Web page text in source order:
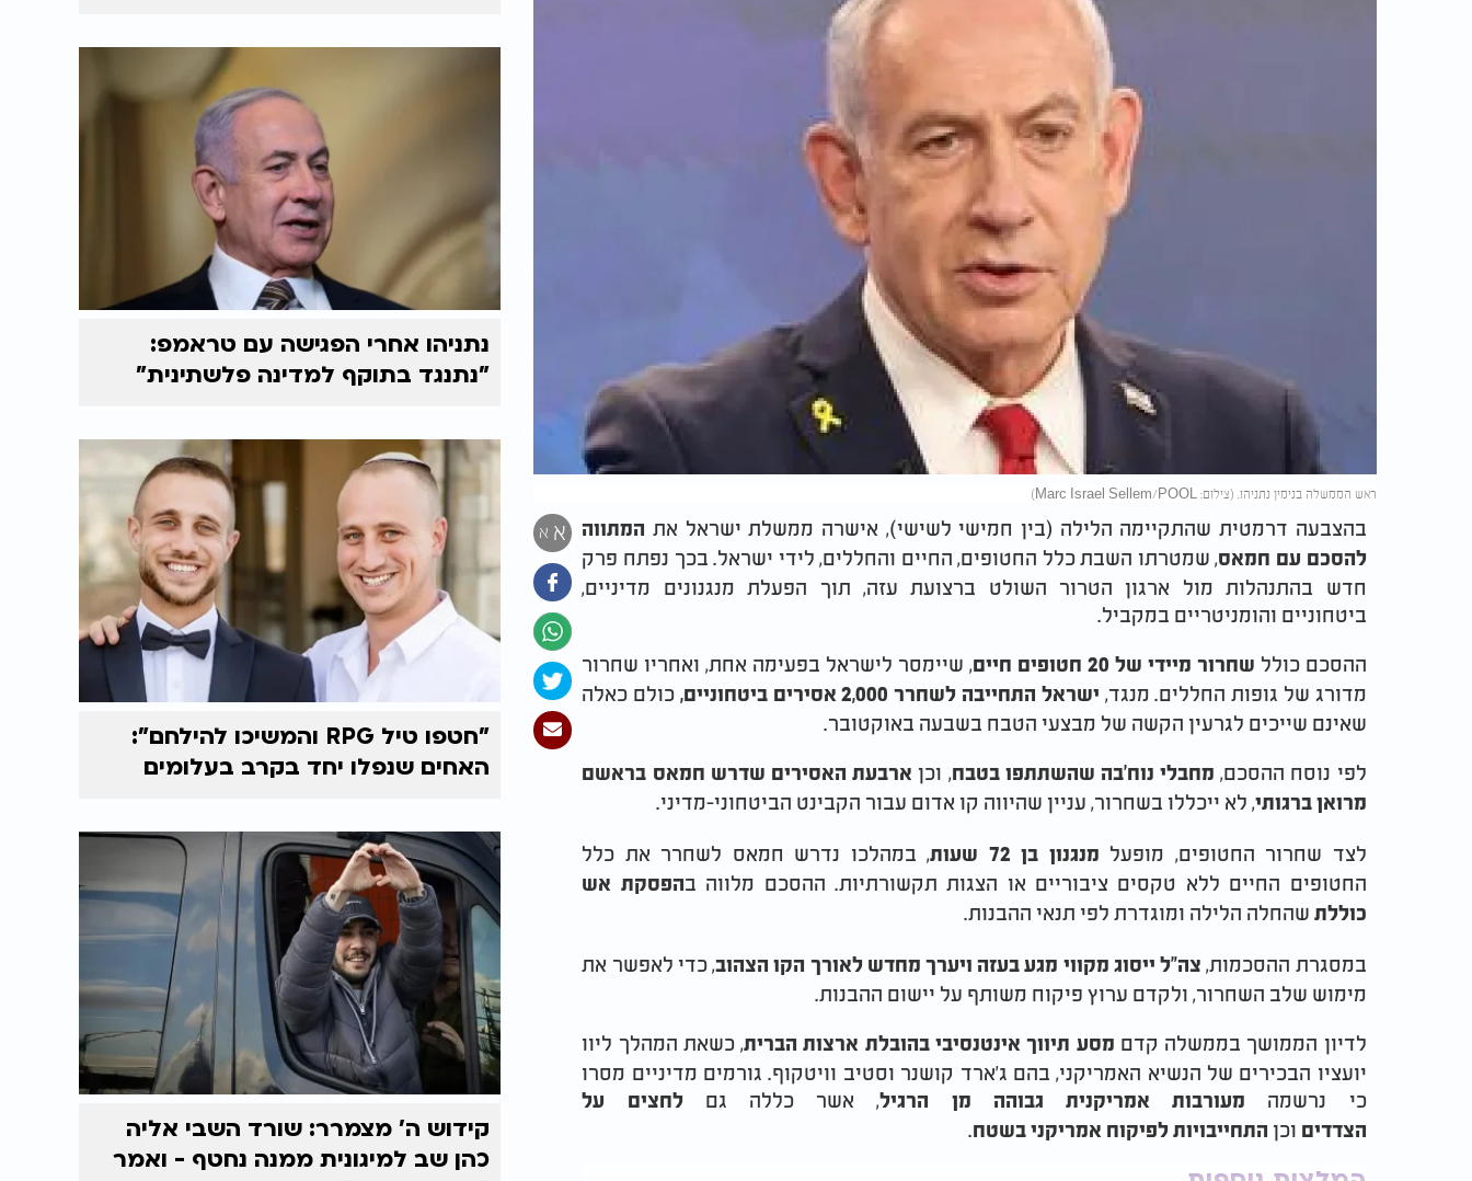
ראש הממשלה בנימין נתניהו. (צילום: Marc Israel Sellem/POOL)
א א בהצבעה דרמטית שהתקיימה הלילה (בין חמישי לשישי), אישרה ממשלת ישראל את המתווה
להסכם עם חמאס, שמטרתו השבת כלל החטופים, החיים והחללים, לידי ישראל. בכך נפתח פרק
חדש בהתנהלות מול ארגון הטרור השולט ברצועת עזה, תוך הפעלת מנגנונים מדיניים,
ביטחוניים והומניטריים במקביל.
ההסכם כולל שחרור מיידי של 20 חטופים חיים
, שיימסר לישראל בפעימה אחת, ואחריו שחרור
מדורג של גופות החללים. מנגד, ישראל התחייבה לשחרר 2,000 אסירים ביטחוניים,
כולם כאלה
שאינם שייכים לגרעין הקשה של מבצעי הטבח בשבעה באוקטובר.
לפי נוסח ההסכם, מחבלי נוח'בה שהשתתפו בטבח, וכן ארבעת האסירים שדרש חמאס בראשם
מרואן ברגותי, לא ייכללו בשחרור, עניין שהיווה קו אדום עבור הקבינט הביטחוני-מדיני.
לצד שחרור החטופים, מופעל מנגנון בן 72 שעות
, במהלכו נדרש חמאס לשחרר את כלל
החטופים החיים ללא טקסים ציבוריים או הצגות תקשורתיות. ההסכם מלווה בהפסקת אש
כוללת שהחלה הלילה ומוגדרת לפי תנאי ההבנות.
במסגרת ההסכמות, צה"ל ייסוג מקווי מגע בעזה ויערך מחדש לאורך הקו הצהוב, כדי לאפשר את
מימוש שלב השחרור, ולקדם ערוץ פיקוח משותף על יישום ההבנות.
לדיון הממושך בממשלה קדם מסע תיווך אינטנסיבי בהובלת ארצות הברית, כשאת המהלך ליוו
יועציו הבכירים של הנשיא האמריקני, בהם ג'ארד קושנר וסטיב וויטקוף. גורמים מדיניים מסרו
כי נרשמה
מעורבות אמריקנית גבוהה מן הרגיל, אשר כללה גםלחצים על
הצדדים וכן התחייבויות לפיקוח אמריקני בשטח.
נתניהו אחרי הפגישה עם טראמפ:
"נתנגד בתוקף למדינה פלשתינית"
"חטפו טיל RPG והמשיכו להילחם":
האחים שנפלו יחד בקרב בעלומים
קידוש ה' מצמרר: שורד השבי אליה
כהן שב למיגונית ממנה נחטף - ואמר